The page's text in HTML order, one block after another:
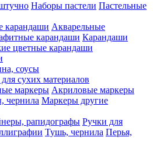
Наборы пастели Пастельные
карандаши Акварельные
карандаши Карандаши
цветные карандаши
соусы
сухих материалов
маркеры Акриловые маркеры
чернила Маркеры другие
рапидографы Ручки для
Тушь, чернила Перья,